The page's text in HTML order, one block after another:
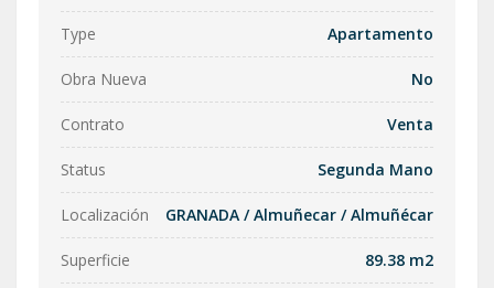
Type Apartamento
Obra Nueva No
Contrato Venta
Status Segunda Mano
Localización GRANADA / Almuñecar / Almuñécar
Superficie 89.38 m2